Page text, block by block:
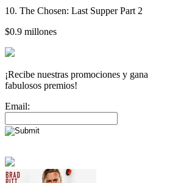
10. The Chosen: Last Supper Part 2
$0.9 millones
¡Recibe nuestras promociones y gana
fabulosos premios!
Email: